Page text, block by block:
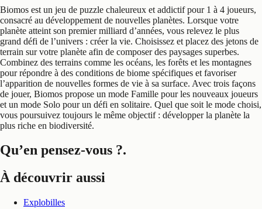
Biomos est un jeu de puzzle chaleureux et addictif pour 1 à 4 joueurs,
consacré au développement de nouvelles planètes. Lorsque votre
planète atteint son premier milliard d’années, vous relevez le plus
grand défi de l’univers : créer la vie. Choisissez et placez des jetons de
terrain sur votre planète afin de composer des paysages superbes.
Combinez des terrains comme les océans, les forêts et les montagnes
pour répondre à des conditions de biome spécifiques et favoriser
l’apparition de nouvelles formes de vie à sa surface. Avec trois façons
de jouer, Biomos propose un mode Famille pour les nouveaux joueurs
et un mode Solo pour un défi en solitaire. Quel que soit le mode choisi,
vous poursuivez toujours le même objectif : développer la planète la
plus riche en biodiversité.
Qu’en pensez-vous ?.
À découvrir aussi
Explobilles